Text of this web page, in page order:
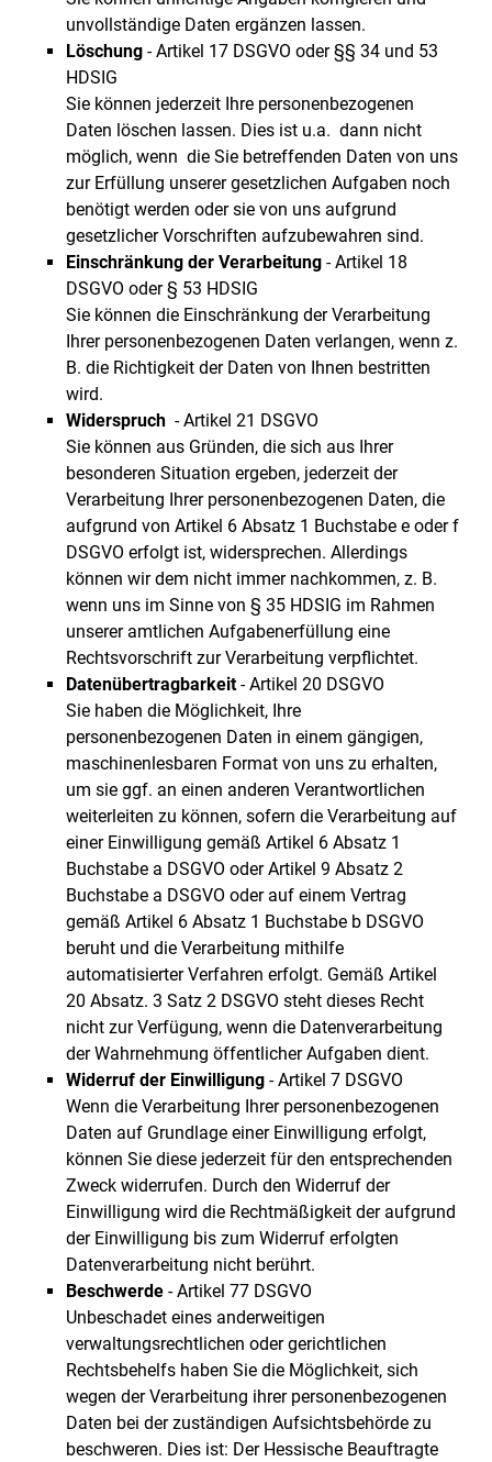
unvollständige Daten ergänzen lassen.
Löschung - Artikel 17 DSGVO oder §§ 34 und 53
HDSIG
Sie können jederzeit Ihre personenbezogenen
Daten löschen lassen. Dies ist u.a. dann nicht
möglich, wenn die Sie betreffenden Daten von uns
zur Erfüllung unserer gesetzlichen Aufgaben noch
benötigt werden oder sie von uns aufgrund
gesetzlicher Vorschriften aufzubewahren sind.
Einschränkung der Verarbeitung - Artikel 18
DSGVO oder § 53 HDSIG
Sie können die Einschränkung der Verarbeitung
Ihrer personenbezogenen Daten verlangen, wenn z.
B. die Richtigkeit der Daten von Ihnen bestritten
wird.
Widerspruch - Artikel 21 DSGVO
Sie können aus Gründen, die sich aus Ihrer
besonderen Situation ergeben, jederzeit der
Verarbeitung Ihrer personenbezogenen Daten, die
aufgrund von Artikel 6 Absatz 1 Buchstabe e oder f
DSGVO erfolgt ist, widersprechen. Allerdings
können wir dem nicht immer nachkommen, z. B.
wenn uns im Sinne von § 35 HDSIG im Rahmen
unserer amtlichen Aufgabenerfüllung eine
Rechtsvorschrift zur Verarbeitung verpflichtet.
Datenübertragbarkeit- Artikel 20 DSGVO
Sie haben die Möglichkeit, Ihre
personenbezogenen Daten in einem gängigen,
maschinenlesbaren Format von uns zu erhalten,
um sie ggf. an einen anderen Verantwortlichen
weiterleiten zu können, sofern die Verarbeitung auf
einer Einwilligung gemäß Artikel 6 Absatz 1
Buchstabe a DSGVO oder Artikel 9 Absatz 2
Buchstabe a DSGVO oder auf einem Vertrag
gemäß Artikel 6 Absatz 1 Buchstabe b DSGVO
beruht und die Verarbeitung mithilfe
automatisierter Verfahren erfolgt. Gemäß Artikel
20 Absatz. 3 Satz 2 DSGVO steht dieses Recht
nicht zur Verfügung, wenn die Datenverarbeitung
der Wahrnehmung öffentlicher Aufgaben dient.
Widerruf der Einwilligung - Artikel 7 DSGVO
Wenn die Verarbeitung Ihrer personenbezogenen
Daten auf Grundlage einer Einwilligung erfolgt,
können Sie diese jederzeit für den entsprechenden
Zweck widerrufen. Durch den Widerruf der
Einwilligung wird die Rechtmäßigkeit der aufgrund
der Einwilligung bis zum Widerruf erfolgten
Datenverarbeitung nicht berührt.
Beschwerde - Artikel 77 DSGVO
Unbeschadet eines anderweitigen
verwaltungsrechtlichen oder gerichtlichen
Rechtsbehelfs haben Sie die Möglichkeit, sich
wegen der Verarbeitung ihrer personenbezogenen
Daten bei der zuständigen Aufsichtsbehörde zu
beschweren. Dies ist: Der Hessische Beauftragte